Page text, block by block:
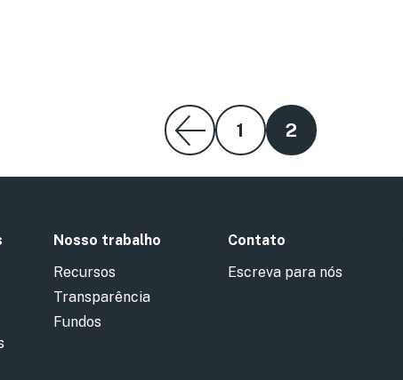
1 2
Nosso trabalho
Recursos
Transparência
Fundos
Contato
Escreva para nós